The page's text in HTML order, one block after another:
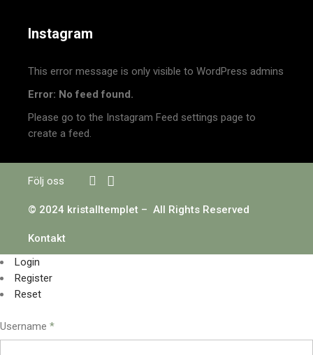
Instagram
This error message is only visible to WordPress admins
Error: No feed found.
Please go to the Instagram Feed settings page to
create a feed.
Följ oss
© 2024 kristalltemplet – All Rights Reserved
Kontakt
Login
Register
Reset
Username *